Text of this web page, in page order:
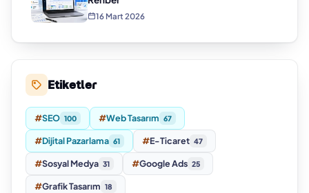
16 Mart 2026
Etiketler
#SEO 100 #Web Tasarım 67
#Dijital Pazarlama 61 #E-Ticaret 47
#Sosyal Medya 31 #Google Ads 25
#Grafik Tasarım 18